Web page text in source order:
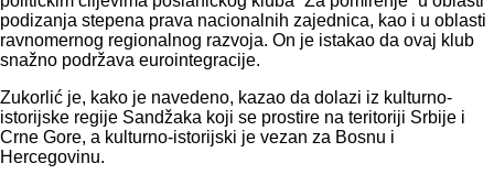
podizanja stepena prava nacionalnih zajednica, kao i u oblasti
ravnomernog regionalnog razvoja. On je istakao da ovaj klub
snažno podržava eurointegracije.
Zukorlić je, kako je navedeno, kazao da dolazi iz kulturno-
istorijske regije Sandžaka koji se prostire na teritoriji Srbije i
Crne Gore, a kulturno-istorijski je vezan za Bosnu i
Hercegovinu.